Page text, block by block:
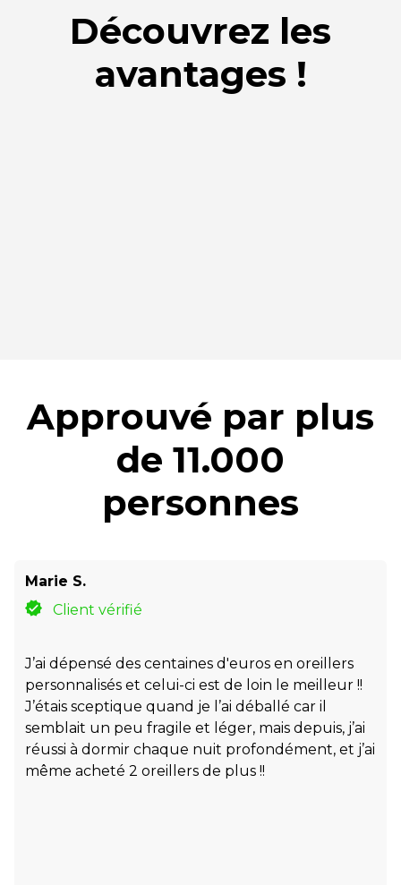
Découvrez les
avantages !
Approuvé par plus
de 11.000
personnes
Marie S.
Client vérifié
J’ai dépensé des centaines d'euros en oreillers
personnalisés et celui-ci est de loin le meilleur !!
J’étais sceptique quand je l’ai déballé car il
semblait un peu fragile et léger, mais depuis, j’ai
réussi à dormir chaque nuit profondément, et j’ai
même acheté 2 oreillers de plus !!